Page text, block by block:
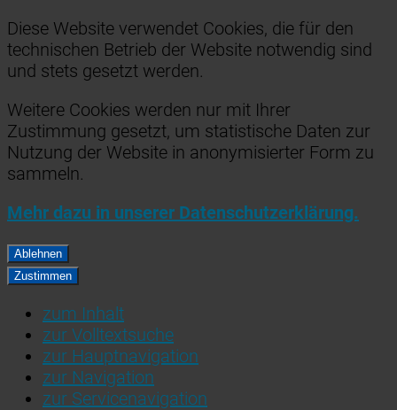
Diese Website verwendet Cookies, die für den
technischen Betrieb der Website notwendig sind
und stets gesetzt werden.
Weitere Cookies werden nur mit Ihrer
Zustimmung gesetzt, um statistische Daten zur
Nutzung der Website in anonymisierter Form zu
sammeln.
Mehr dazu in unserer Datenschutzerklärung.
Ablehnen
Zustimmen
zum Inhalt
zur Volltextsuche
zur Hauptnavigation
zur Navigation
zur Servicenavigation